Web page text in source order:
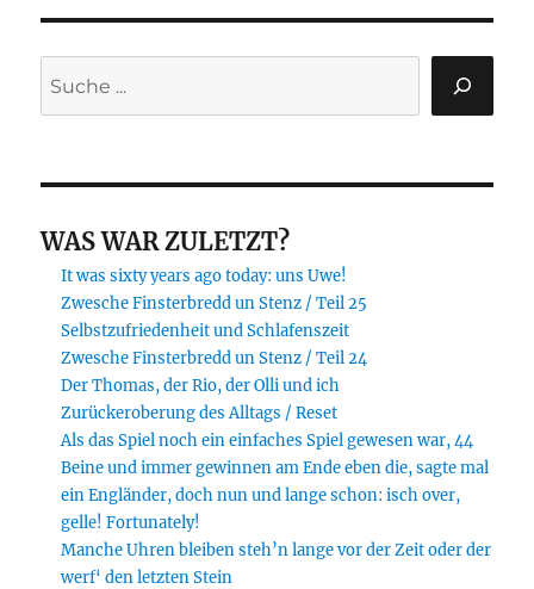
WAS WAR ZULETZT?
It was sixty years ago today: uns Uwe!
Zwesche Finsterbredd un Stenz / Teil 25
Selbstzufriedenheit und Schlafenszeit
Zwesche Finsterbredd un Stenz / Teil 24
Der Thomas, der Rio, der Olli und ich
Zurückeroberung des Alltags / Reset
Als das Spiel noch ein einfaches Spiel gewesen war, 44
Beine und immer gewinnen am Ende eben die, sagte mal
ein Engländer, doch nun und lange schon: isch over,
gelle! Fortunately!
Manche Uhren bleiben steh’n lange vor der Zeit oder der
werf‘ den letzten Stein